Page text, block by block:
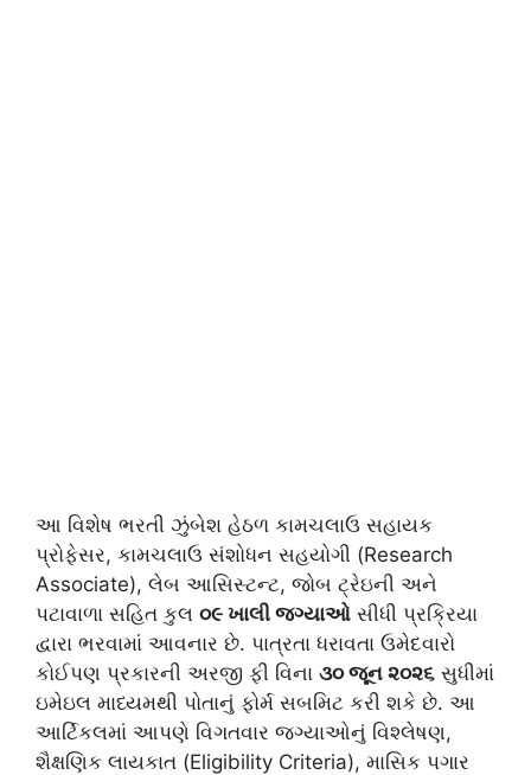
આ વિશેષ ભરતી ઝુંબેશ હેઠળ કામચલાઉ સહાયક
પ્રોફેસર, કામચલાઉ સંશોધન સહયોગી (Research
Associate), લેબ આસિસ્ટન્ટ, જોબ ટ્રેઇની અને
પટાવાળા સહિત કુલ ૦૯ ખાલી જગ્યાઓ સીધી પ્રક્રિયા
દ્વારા ભરવામાં આવનાર છે. પાત્રતા ધરાવતા ઉમેદવારો
કોઈપણ પ્રકારની અરજી ફી વિના ૩૦ જૂન ૨૦૨૬ સુધીમાં
ઇમેઇલ માધ્યમથી પોતાનું ફોર્મ સબમિટ કરી શકે છે. આ
આર્ટિકલમાં આપણે વિગતવાર જગ્યાઓનું વિશ્લેષણ,
શૈક્ષણિક લાયકાત (Eligibility Criteria), માસિક પગાર